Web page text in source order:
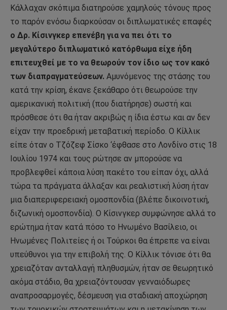
Κάλλαχαν σκόπιμα διατηρούσε χαμηλούς τόνους προς
το παρόν ενόσω διαρκούσαν οι διπλωματικές επαφές
ο Δρ. Κίσινγκερ επενέβη για να πει ότι το
μεγαλύτερο διπλωματικό κατόρθωμα είχε ήδη
επιτευχθεί με το να θεωρούν τον ίδιο ως τον κακό
των διαπραγματεύσεων. Αμυνόμενος της στάσης του
κατά την κρίση, έκανε ξεκάθαρο ότι θεωρούσε την
αμερικανική πολιτική (που διατήρησε) σωστή και
πρόσθεσε ότι θα ήταν ακριβώς η ίδια έστω και αν δεν
είχαν την προεδρική μεταβατική περίοδο. Ο Κίλλικ
είπε όταν ο Τζόζεφ Σίσκο ‘έφθασε στο Λονδίνο στις 18
Ιουλίου 1974 και τους ρώτησε αν μπορούσε να
προβλεφθεί κάποια λύση πακέτο του είπαν όχι, αλλά
τώρα τα πράγματα άλλαξαν και ρεαλιστική λύση ήταν
μια διαπεριφερειακή ομοσπονδία (βλέπε δικοινοτική,
διζωνική ομοσπονδία). Ο Κίσινγκερ συμφώνησε αλλά το
ερώτημα ήταν κατά πόσο το Ηνωμένο Βασίλειο, οι
Ηνωμένες Πολιτείες ή οι Τούρκοι θα έπρεπε να είναι
υπεύθυνοι για την επιβολή της. Ο Κίλλικ τόνισε ότι θα
χρειαζόταν ανταλλαγή πληθυσμών, ήταν σε θεωρητικό
ακόμα στάδιο, θα χρειαζόντουσαν γενναιόδωρες
αναπροσαρμογές, δέσμευση για σταδιακή αποχώρηση